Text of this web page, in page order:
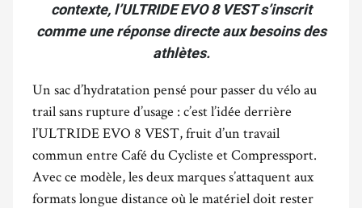
contexte, l’ULTRIDE EVO 8 VEST s’inscrit
comme une réponse directe aux besoins des
athlètes.
Un sac d’hydratation pensé pour passer du vélo au
trail sans rupture d’usage : c’est l’idée derrière
l’ULTRIDE EVO 8 VEST, fruit d’un travail
commun entre Café du Cycliste etCompressport.
Avec ce modèle, les deux marques s’attaquent aux
formats longue distance où le matériel doit rester